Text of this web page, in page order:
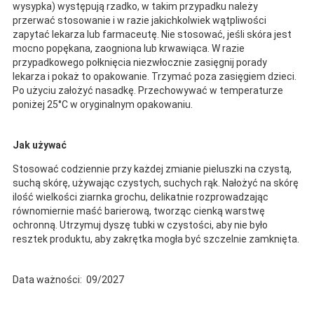
wysypka) występują rzadko, w takim przypadku należy
przerwać stosowanie i w razie jakichkolwiek wątpliwości
zapytać lekarza lub farmaceutę. Nie stosować, jeśli skóra jest
mocno popękana, zaogniona lub krwawiąca. W razie
przypadkowego połknięcia niezwłocznie zasięgnij porady
lekarza i pokaż to opakowanie. Trzymać poza zasięgiem dzieci.
Po użyciu założyć nasadkę. Przechowywać w temperaturze
poniżej 25°C w oryginalnym opakowaniu.
Jak używać
Stosować codziennie przy każdej zmianie pieluszki na czystą,
suchą skórę, używając czystych, suchych rąk. Nałożyć na skórę
ilość wielkości ziarnka grochu, delikatnie rozprowadzając
równomiernie maść barierową, tworząc cienką warstwę
ochronną. Utrzymuj dyszę tubki w czystości, aby nie było
resztek produktu, aby zakrętka mogła być szczelnie zamknięta.
Data ważności: 09/2027